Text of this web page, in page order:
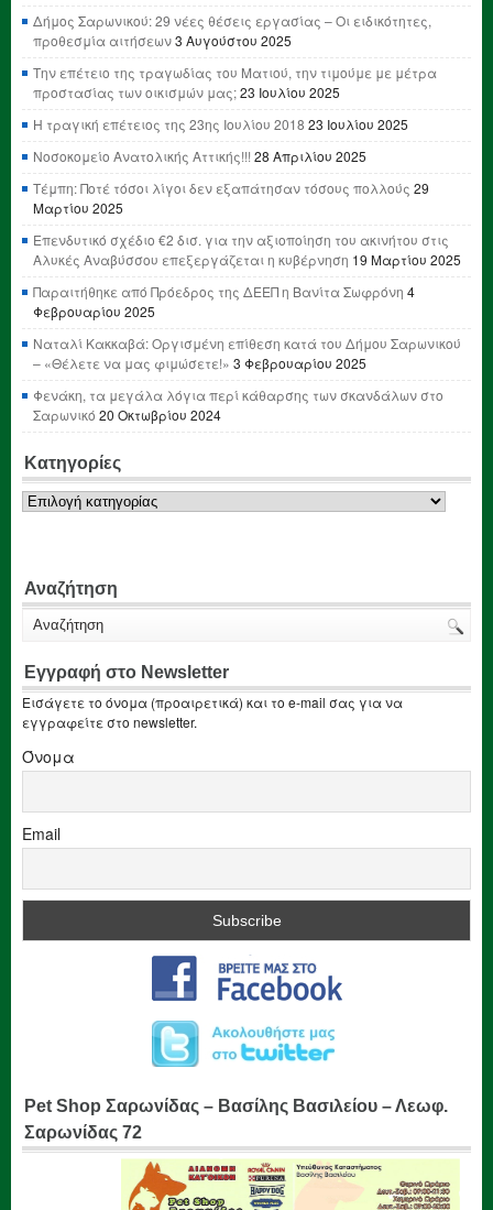
Δήμος Σαρωνικού: 29 νέες θέσεις εργασίας – Οι ειδικότητες,
προθεσμία αιτήσεων3 Αυγούστου 2025
Την επέτειο της τραγωδίας του Ματιού, την τιμούμε με μέτρα
προστασίας των οικισμών μας;23 Ιουλίου 2025
Η τραγική επέτειος της 23ης Ιουλίου 2018 23 Ιουλίου 2025
Νοσοκομείο Ανατολικής Αττικής!!! 28 Απριλίου 2025
Τέμπη: Ποτέ τόσοι λίγοι δεν εξαπάτησαν τόσους πολλούς 29
Μαρτίου 2025
Επενδυτικό σχέδιο €2 δισ. για την αξιοποίηση του ακινήτου στις
Αλυκές Αναβύσσου επεξεργάζεται η κυβέρνηση 19 Μαρτίου 2025
Παραιτήθηκε από Πρόεδρος της ΔΕΕΠ η Βανίτα Σωφρόνη 4
Φεβρουαρίου 2025
Ναταλί Κακκαβά: Οργισμένη επίθεση κατά του Δήμου Σαρωνικού
– «Θέλετε να μας φιμώσετε!» 3 Φεβρουαρίου 2025
Φενάκη, τα μεγάλα λόγια περί κάθαρσης των σκανδάλων στο
Σαρωνικό 20 Οκτωβρίου 2024
Κατηγορίες
Κατηγορίες
Αναζήτηση
Εγγραφή στο Newsletter
Εισάγετε το όνομα (προαιρετικά) και το e-mail σας για να
εγγραφείτε στο newsletter.
Όνομα
Email
Pet Shop Σαρωνίδας – Βασίλης Βασιλείου – Λεωφ.
Σαρωνίδας 72